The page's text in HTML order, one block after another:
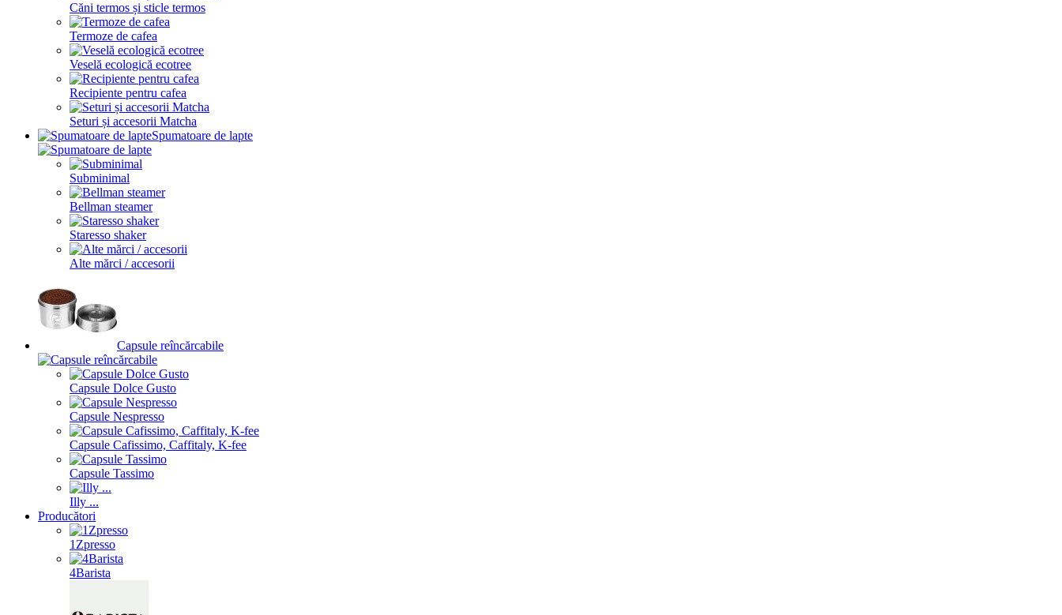
Căni termos și sticle termos
Termoze de cafea
Veselă ecologică ecotree
Recipiente pentru cafea
Seturi și accesorii Matcha
Spumatoare de lapte
Subminimal
Bellman steamer
Staresso shaker
Alte mărci / accesorii
Capsule reîncărcabile
Capsule Dolce Gusto
Capsule Nespresso
Capsule Cafissimo, Caffitaly, K-fee
Capsule Tassimo
Illy ...
Producători
1Zpresso
4Barista